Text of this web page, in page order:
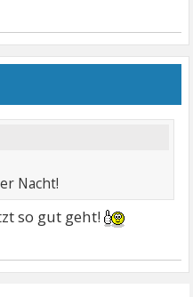
Nacht!
so gut geht!